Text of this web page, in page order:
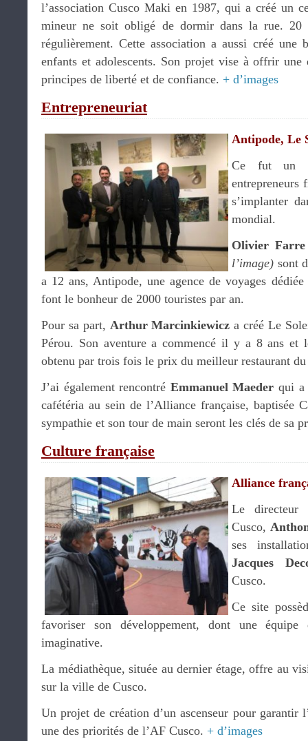
l’association Cusco Maki en 1987, qui a créé un
mineur ne soit obligé de dormir dans la rue. 20
régulièrement. Cette association a aussi créé une
enfants et adolescents. Son projet vise à offrir une
principes de liberté et de confiance. + d’images
Entrepreneuriat
Antipode, Le
Ce fut un
entrepreneurs
s’implanter
mondial.
Olivier
l’image) sont
a 12 ans, Antipode, une agence de voyages
font le bonheur de 2000 touristes par an.
Pour sa part, Arthur Marcinkiewicza créé Le
Pérou. Son aventure a commencé il y a 8 ans
obtenu par trois fois le prix du meilleur restaurant
J’ai également rencontré Emmanuel Maederqui a
cafétéria au sein de l’Alliance française, baptisée
sympathie et son tour de main seront les clés de sa
Culture française
Alliance
Le directeur
Cusco,
ses
Jacques
Cusco.
Ce site
favoriser son développement, dont une
imaginative.
La médiathèque, située au dernier étage, offre au
sur la ville de Cusco.
Un projet de création d’un ascenseur pour garantir
une des priorités de l’AF Cusco. + d’images